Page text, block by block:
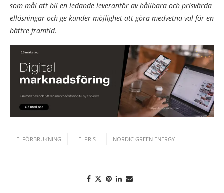
som mål att bli en ledande leverantör av hållbara och prisvärda
ellösningar och ge kunder möjlighet att göra medvetna val för en
bättre framtid.
ELFÖRBRUKNING ELPRIS NORDIC GREEN ENERGY